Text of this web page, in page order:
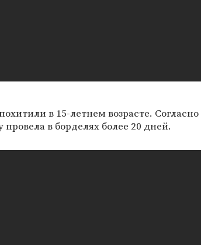
в 15-летнем возрасте.
в борделях более 20 дней.